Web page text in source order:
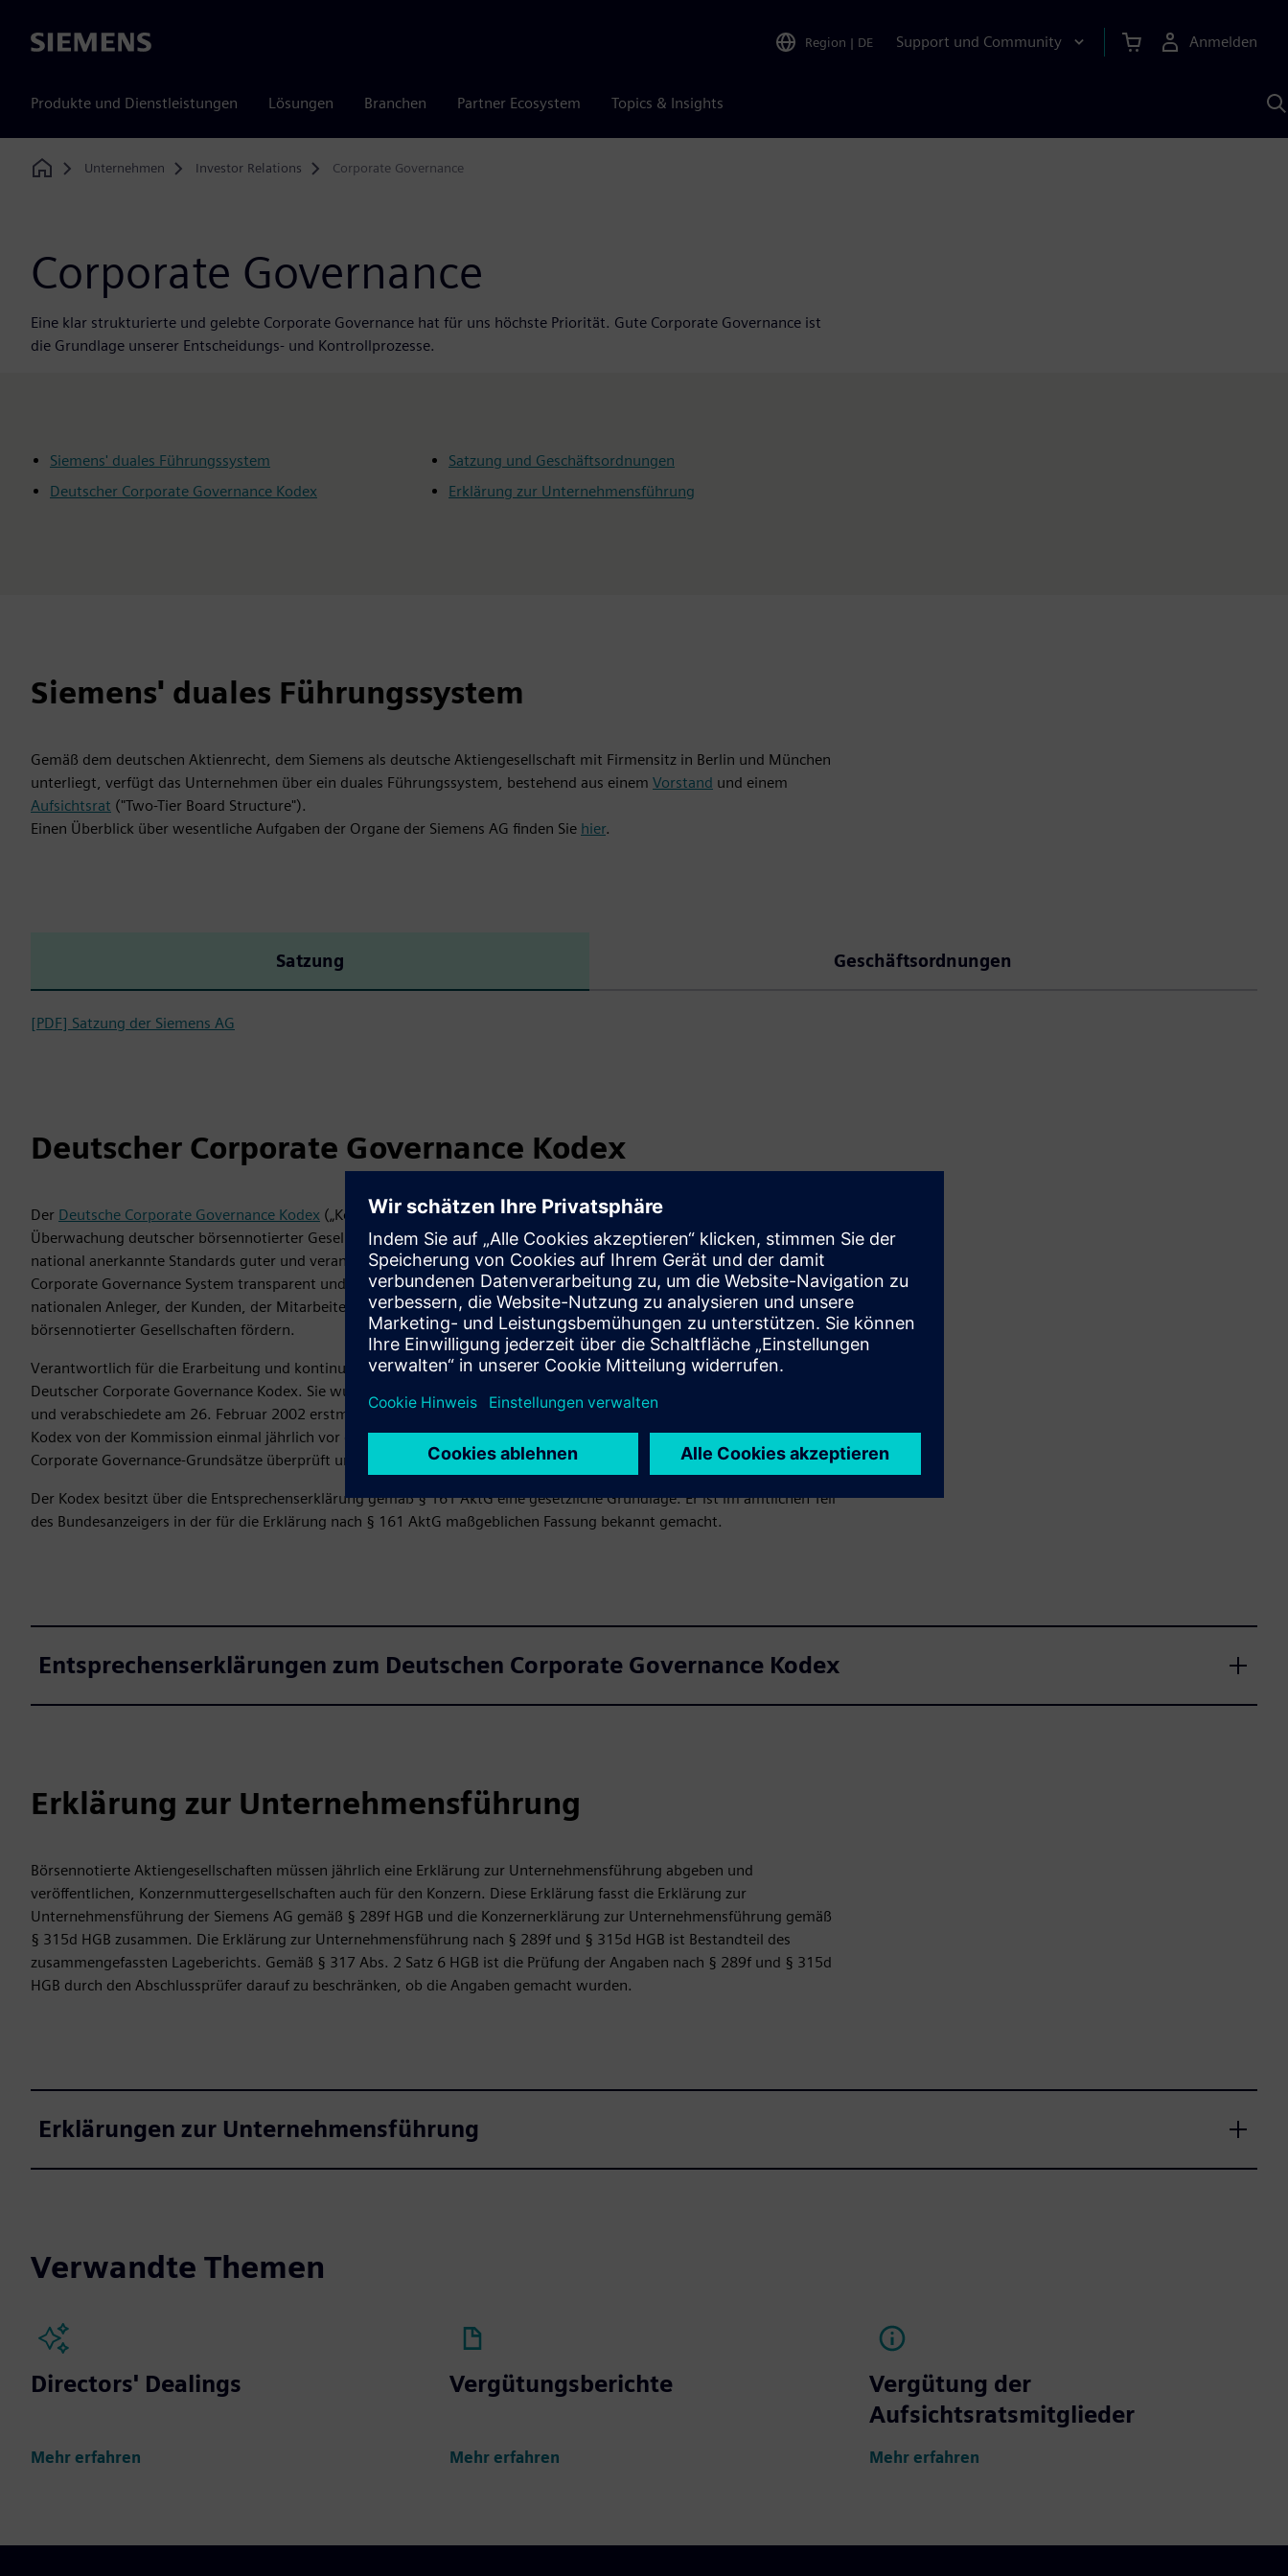
Siemens Region | DE Support und Community Anmelden
Produkte und Dienstleistungen Lösungen Branchen Partner Ecosystem Topics & Insights
KI
Home
Unternehmen Investor Relations Corporate Governance
Corporate Governance
Eine klar strukturierte und gelebte Corporate Governance hat für uns höchste Priorität. Gute Corporate Governance ist
die Grundlage unserer Entscheidungs- und Kontrollprozesse.
Siemens' duales Führungssystem
Deutscher Corporate Governance Kodex
Satzung und Geschäftsordnungen
Erklärung zur Unternehmensführung
Siemens' duales Führungssystem
Gemäß dem deutschen Aktienrecht, dem Siemens als deutsche Aktiengesellschaft mit Firmensitz in Berlin und München
unterliegt, verfügt das Unternehmen über ein duales Führungssystem, bestehend aus einem Vorstand und einem
Aufsichtsrat ("Two-Tier Board Structure").
Einen Überblick über wesentliche Aufgaben der Organe der Siemens AG finden Sie hier.
Satzung Geschäftsordnungen
[PDF] Satzung der Siemens AG
Deutscher Corporate Governance Kodex
Der Deutsche Corporate Governance Kodex („Kodex“) stellt wesentliche gesetzliche Vorschriften zur Leitung und
Überwachung deutscher börsennotierter Gesellschaften (Unternehmensführung) dar und enthält international und
national anerkannte Standards guter und verantwortungsvoller Unternehmensführung. Der Kodex soll das deutsche
Corporate Governance System transparent und nachvollziehbar machen. Er will das Vertrauen der internationalen und
nationalen Anleger, der Kunden, der Mitarbeiter und der Öffentlichkeit in die Leitung und Überwachung deutscher
börsennotierter Gesellschaften fördern.
Verantwortlich für die Erarbeitung und kontinuierliche Fortentwicklung des Kodex ist die Regierungskommission
Deutscher Corporate Governance Kodex. Sie wurde im September 2001 von der Bundesministerin für Justiz einberufen
und verabschiedete am 26. Februar 2002 erstmalig den Deutschen Corporate Governance Kodex. In der Regel wird der
Kodex von der Kommission einmal jährlich vor dem Hintergrund nationaler und internationaler Entwicklungen der
Corporate Governance-Grundsätze überprüft und bei Bedarf angepasst.
Der Kodex besitzt über die Entsprechenserklärung gemäß § 161 AktG eine gesetzliche Grundlage. Er ist im amtlichen Teil
des Bundesanzeigers in der für die Erklärung nach § 161 AktG maßgeblichen Fassung bekannt gemacht.
Entsprechenserklärungen zum Deutschen Corporate Governance Kodex
Erklärung zur Unternehmensführung
Börsennotierte Aktiengesellschaften müssen jährlich eine Erklärung zur Unternehmensführung abgeben und
veröffentlichen, Konzernmuttergesellschaften auch für den Konzern. Diese Erklärung fasst die Erklärung zur
Unternehmensführung der Siemens AG gemäß § 289f HGB und die Konzernerklärung zur Unternehmensführung gemäß
§ 315d HGB zusammen. Die Erklärung zur Unternehmensführung nach § 289f und § 315d HGB ist Bestandteil des
zusammengefassten Lageberichts. Gemäß § 317 Abs. 2 Satz 6 HGB ist die Prüfung der Angaben nach § 289f und § 315d
HGB durch den Abschlussprüfer darauf zu beschränken, ob die Angaben gemacht wurden.
Erklärungen zur Unternehmensführung
Verwandte Themen
Directors' Dealings
Mehr erfahren
Vergütungsberichte
Mehr erfahren
Vergütung der
Aufsichtsratsmitglieder
Mehr erfahren